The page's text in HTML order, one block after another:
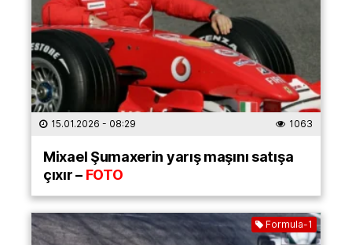
15.01.2026 - 08:29 1063
Mixael Şumaxerin yarış maşını satışa
çıxır –FOTO
Formula-1